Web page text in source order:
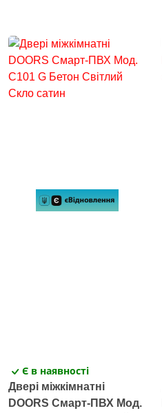
Є в наявності
Двері міжкімнатні
DOORS Смарт-ПВХ Мод.